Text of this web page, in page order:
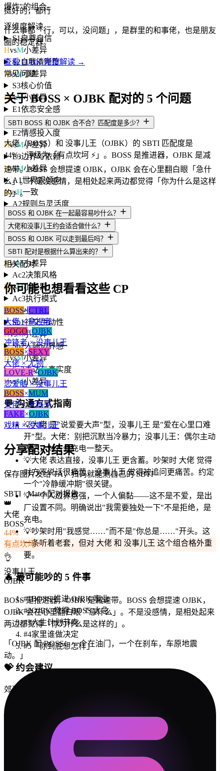
爆炸"的组合。
逐维度解读
S1自尊自信
HvsM小差异
S2自我清晰度
HvsM小差异
S3核心价值
HvsM小差异
E1依恋安全感
HvsM 小差异
E2情感投入度
HvsM小差异
E3边界与依赖
HvsM小差异
A1世界观倾向
HvsH一致
A2规则与灵活度
HvsH一致
A3人生意义感
HvsM小差异
Ac1动机导向
HvsM小差异
Ac2决策风格
HvsM小差异
Ac3执行模式
HvsM小差异
So1社交主动性
HvsM小差异
So2人际边界感
HvsM小差异
So3表达与真实度
HvsM小差异
💬沟通方式指南
💡大佬 是"说爱要大声"型，没事儿王 是"爱在心里口难
开"型。大佬：别把沉默当冷暴力；没事儿王：偶尔主动
表达，对方会充电一整天。
💡大佬 表达直接，没事儿王 更含蓄。吵架时 大佬 觉得
对方不说话很痛苦，没事儿王 觉得被追问更痛苦。约定
一个"冷静缓冲期"很关键。
💡一个人边界感强，一个人偏黏——这不是不爱，是出
厂设置不同。明确说出"我需要独处一下"不是拒绝，是
充电。
💡吵架时用"我感觉……"而不是"你总是……"开头。这
一条听着老套，但对 大佬 和 没事儿王 这个组合格外重
要。
🔥最可能吵的 5 件事
#1BOSS 推进 OJBK 事业
#2OJBK 觉得 BOSS 太急
#3人生计划节奏
#4家里谁做决定
#5「你到底想怎样」
💝约会建议
郊游一整天
一起睡懒觉到中午
逛市集不带目标
冲突解决指南
挺好的，都行
什么事都「行，可以，没问题」，是群里的和事佬，也是朋友
圈的稳定器。
查看 OJBK 完整解读 →
常见问题
关于 BOSS × OJBK 配对的 5 个问题
SBTI BOSS 和 OJBK 合不合？匹配度是多少？
大佬（BOSS）和 没事儿王（OJBK）的 SBTI 匹配度是
44%，评级为「有点坎坷 ⚡」。BOSS 是推进器，OJBK 是减
速带。BOSS 会想提速 OJBK，OJBK 会在心里翻白眼「急什
么」。不是没感情，是相处起来两边都觉得「你为什么是这样
的」。
BOSS 和 OJBK 在一起最容易吵什么？
大佬和没事儿王约会适合做什么？
BOSS 和 OJBK 可以走到最后吗？
SBTI 配对是根据什么算出来的？
相关配对
你可能也想看看这些 CP
BOSS×CTRL
大佬 × 拿捏者
GOGO×OJBK
冲锋者 × 没事儿王
BOSS×SEXY
大佬 × 尤物
LOVE-R×OJBK
恋爱脑 × 没事儿王
BOSS×MUM
大佬 × 老妈子
FAKE×OJBK
戏精 × 没事儿王
分享配对结果
保存图片发给 TA，扫码就能测自己的 SBTI
SBTI · Match配对报告
👑
大佬
BOSS
44%
有点坎坷 ⚡
👌
没事儿王
OJBK
BOSS 是推进器，OJBK 是减速带。BOSS 会想提速 OJBK，
OJBK 会在心里翻白眼「急什么」。不是没感情，是相处起来
两边都觉得「你为什么是这样的」。
「 OJBK 配 BOSS：一个在油门，一个在刹车，车原地震
动。
」